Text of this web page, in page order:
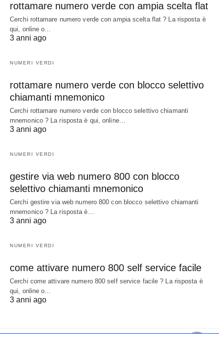
rottamare numero verde con ampia scelta flat
Cerchi rottamare numero verde con ampia scelta flat ? La risposta è
qui, online o…
3 anni ago
NUMERI VERDI
rottamare numero verde con blocco selettivo
chiamanti mnemonico
Cerchi rottamare numero verde con blocco selettivo chiamanti
mnemonico ? La risposta è qui, online…
3 anni ago
NUMERI VERDI
gestire via web numero 800 con blocco
selettivo chiamanti mnemonico
Cerchi gestire via web numero 800 con blocco selettivo chiamanti
mnemonico ? La risposta è…
3 anni ago
NUMERI VERDI
come attivare numero 800 self service facile
Cerchi come attivare numero 800 self service facile ? La risposta è
qui, online o…
3 anni ago